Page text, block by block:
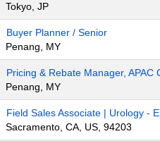
Tokyo, JP
Buyer Planner / Senior
Penang, MY
Pricing & Rebate Manager, APAC
Penang, MY
Field Sales Associate | Urology -
Sacramento, CA, US, 94203